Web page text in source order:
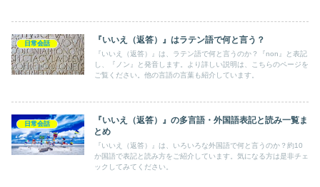
日常会話 『いいえ（返答）』はラテン語で何と言う？
『いいえ（返答）』は、ラテン語で何と言うのか？『non』と表記
し、『ノン』と発音します。より詳しい説明は、こちらのページを
ご覧ください。他の言語の言葉も紹介しています。
日常会話
『いいえ（返答）』の多言語・外国語表記と読み一覧ま
とめ
『いいえ（返答）』は、いろいろな外国語で何と言うのか？約10
か国語で表記と読み方をご紹介しています。気になる方は是非チェ
ックしてみてください。